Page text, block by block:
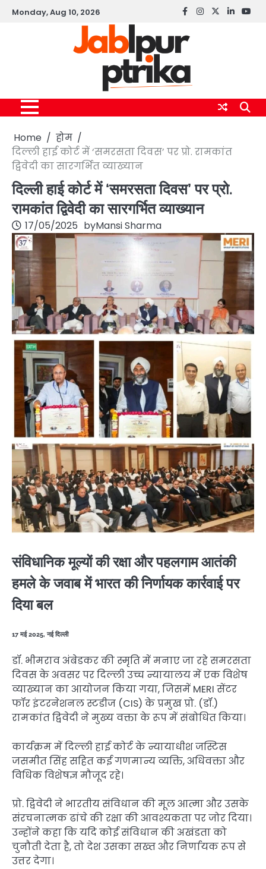
SkipMonday, Aug 10, 2026 Facebook
instagram
twitterlinkedin
Home
होम
दिल्ली हाई कोर्ट में ‘समरसता दिवस’ पर प्रो. रामकांत
द्विवेदी का सारगर्भित व्याख्यान
दिल्ली हाई कोर्ट में ‘समरसता दिवस’ पर प्रो.
रामकांत द्विवेदी का सारगर्भित व्याख्यान
17/05/2025 byMansi Sharma
संविधानिक मूल्यों की रक्षा और पहलगाम आतंकी
हमले के जवाब में भारत की निर्णायक कार्रवाई पर
दिया बल
17 मई 2025, नई दिल्ली
डॉ. भीमराव अंबेडकर की स्मृति में मनाए जा रहे समरसता
दिवस के अवसर पर दिल्ली उच्च न्यायालय में एक विशेष
व्याख्यान का आयोजन किया गया, जिसमें MERI सेंटर
फॉर इंटरनेशनल स्टडीज (CIS) के प्रमुख प्रो. (डॉ.)
रामकांत द्विवेदी ने मुख्य वक्ता के रूप में संबोधित किया।
कार्यक्रम में दिल्ली हाई कोर्ट के न्यायाधीश जस्टिस
जसमीत सिंह सहित कई गणमान्य व्यक्ति, अधिवक्ता और
विधिक विशेषज्ञ मौजूद रहे।
प्रो. द्विवेदी ने भारतीय संविधान की मूल आत्मा और उसके
संरचनात्मक ढांचे की रक्षा की आवश्यकता पर जोर दिया।
उन्होंने कहा कि यदि कोई संविधान की अखंडता को
चुनौती देता है, तो देश उसका सख्त और निर्णायक रूप से
उत्तर देगा।